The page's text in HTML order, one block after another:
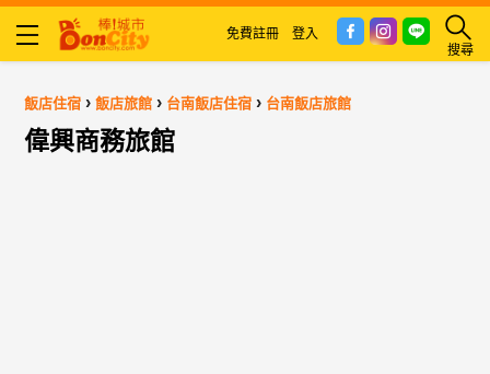
搜尋
免費註冊 登入
飯店住宿 ›飯店旅館 › 台南飯店住宿 › 台南飯店旅館
偉興商務旅館